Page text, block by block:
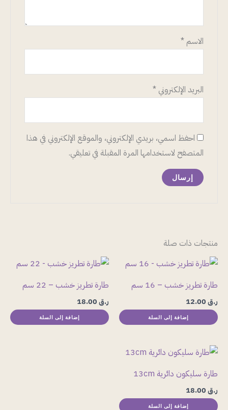
الاسم *
البريد الإلكتروني *
احفظ اسمي، بريدي الإلكتروني، والموقع الإلكتروني في هذا
المتصفح لاستخدامها المرة المقبلة في تعليقي.
منتجات ذات صلة
طارة تطريز خشب – 16 سم
ر.ق
إضافة إلى السلة
طارة تطريز خشب – 22 سم
ر.ق
إضافة إلى السلة
طارة سليكون دائرية 13cm
ر.ق
إضافة إلى السلة